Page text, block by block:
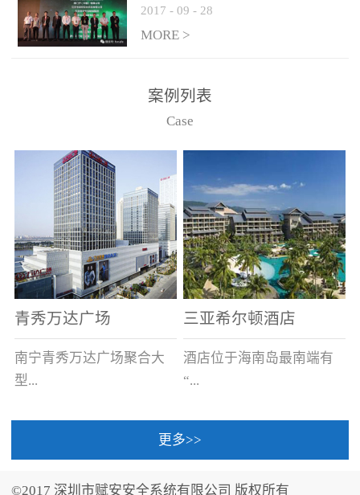
两者之间通过以太网相
联，一台监控主机最多可
从监控主机上获取，最多
只能接6台，超过的需从现
联合采购战略合作平台
2017 - 09 - 28
MORE >
案例列表
Case
青秀万达广场
南宁青秀万达广场聚合大
型...
三亚希尔顿酒店
酒店位于海南岛最南端有
“...
中国的海岛天堂”之美称的
更多>>
©2017 深圳市赋安安全系统有限公司 版权所有